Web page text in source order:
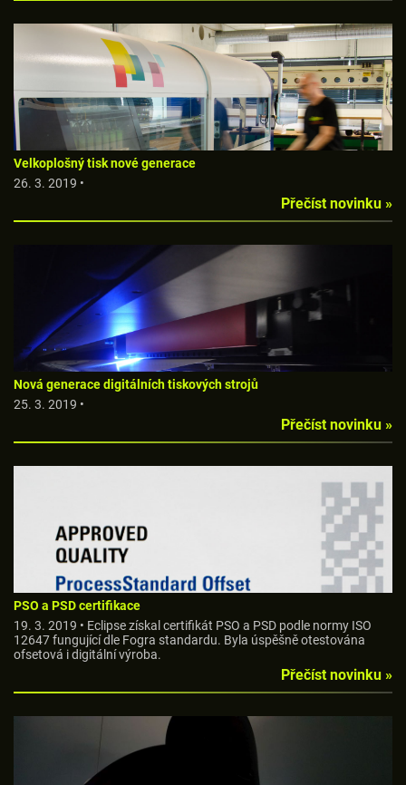
Velkoplošný tisk nové generace
26. 3. 2019 •
Přečíst novinku »
Nová generace digitálních tiskových strojů
25. 3. 2019 •
Přečíst novinku »
PSO a PSD certifikace
19. 3. 2019 • Eclipse získal certifikát PSO a PSD podle normy ISO
12647 fungující dle Fogra standardu. Byla úspěšně otestována
ofsetová i digitální výroba.
Přečíst novinku »